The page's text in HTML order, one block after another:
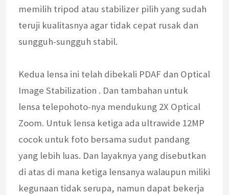
memilih tripod atau stabilizer pilih yang sudah
teruji kualitasnya agar tidak cepat rusak dan
sungguh-sungguh stabil.
Kedua lensa ini telah dibekali PDAF dan Optical
Image Stabilization . Dan tambahan untuk
lensa telepohoto-nya mendukung 2X Optical
Zoom. Untuk lensa ketiga ada ultrawide 12MP
cocok untuk foto bersama sudut pandang
yang lebih luas. Dan layaknya yang disebutkan
di atas di mana ketiga lensanya walaupun miliki
kegunaan tidak serupa, namun dapat bekerja